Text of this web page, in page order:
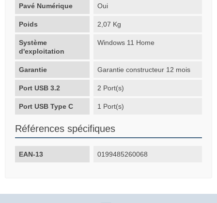
Pavé Numérique Oui
Poids 2,07 Kg
Système
d'exploitation
Windows 11 Home
Garantie Garantie constructeur 12 mois
Port USB 3.2 2 Port(s)
Port USB Type C 1 Port(s)
Références spécifiques
EAN-13 0199485260068